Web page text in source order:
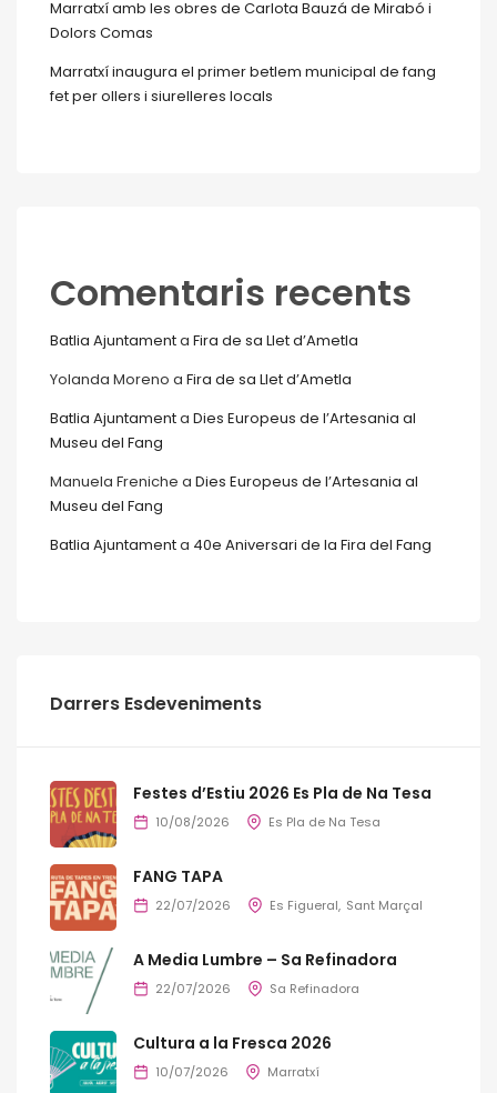
Marratxí amb les obres de Carlota Bauzá de Mirabó i
Dolors Comas
Marratxí inaugura el primer betlem municipal de fang
fet per ollers i siurelleres locals
Comentaris recents
Batlia Ajuntamenta Fira de sa Llet d’Ametla
Yolanda Moreno a Fira de sa Llet d’Ametla
Batlia Ajuntamenta Dies Europeus de l’Artesania al
Museu del Fang
Manuela Freniche a Dies Europeus de l’Artesania al
Museu del Fang
Batlia Ajuntamenta 40e Aniversari de la Fira del Fang
Darrers Esdeveniments
Festes d’Estiu 2026 Es Pla de Na Tesa
10/08/2026 Es Pla de Na Tesa
FANG TAPA
22/07/2026 Es Figueral Sant Marçal
A Media Lumbre – Sa Refinadora
22/07/2026 Sa Refinadora
Cultura a la Fresca 2026
10/07/2026 Marratxí